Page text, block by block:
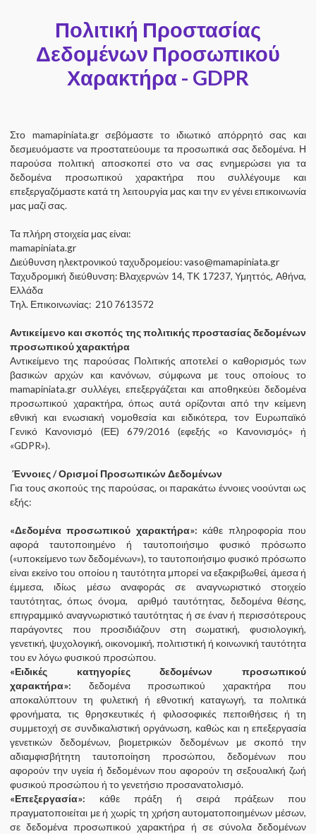
Πολιτική Προστασίας
Δεδομένων Προσωπικού
Χαρακτήρα - GDPR
Στο mamapiniata.gr σεβόμαστε το ιδιωτικό απόρρητό σας και
δεσμευόμαστε να προστατεύουμε τα προσωπικά σας δεδομένα. Η
παρούσα πολιτική αποσκοπεί στο να σας ενημερώσει για τα
δεδομένα προσωπικού χαρακτήρα που συλλέγουμε και
επεξεργαζόμαστε κατά τη λειτουργία μας και την εν γένει επικοινωνία
μας μαζί σας.
Τα πλήρη στοιχεία μας είναι:
mamapiniata.gr
Διεύθυνση ηλεκτρονικού ταχυδρομείου:vaso@mamapiniata.gr
Ταχυδρομική διεύθυνση: Βλαχερνών 14, ΤΚ 17237, Υμηττός, Αθήνα,
Ελλάδα
Τηλ. Επικοινωνίας: 210 7613572
Αντικείμενο και σκοπός της πολιτικής προστασίας δεδομένων
προσωπικού χαρακτήρα
Αντικείμενο της παρούσας Πολιτικής αποτελεί ο καθορισμός των
βασικών αρχών και κανόνων, σύμφωνα με τους οποίους το
mamapiniata.gr συλλέγει, επεξεργάζεται και αποθηκεύει δεδομένα
προσωπικού χαρακτήρα, όπως αυτά ορίζονται από την κείμενη
εθνική και ενωσιακή νομοθεσία και ειδικότερα, τον Ευρωπαϊκό
Γενικό Κανονισμό (ΕΕ) 679/2016 (εφεξής «ο Κανονισμός» ή
«GDPR»).
Έννοιες / Ορισμοί Προσωπικών Δεδομένων
Για τους σκοπούς της παρούσας, οι παρακάτω έννοιες νοούνται ως
εξής:
«Δεδομένα προσωπικού χαρακτήρα»: κάθε πληροφορία που
αφορά ταυτοποιημένο ή ταυτοποιήσιμο φυσικό πρόσωπο
(«υποκείμενο των δεδομένων»), το ταυτοποιήσιμο φυσικό πρόσωπο
είναι εκείνο του οποίου η ταυτότητα μπορεί να εξακριβωθεί, άμεσα ή
έμμεσα, ιδίως μέσω αναφοράς σε αναγνωριστικό στοιχείο
ταυτότητας, όπως όνομα, αριθμό ταυτότητας, δεδομένα θέσης,
επιγραμμικό αναγνωριστικό ταυτότητας ή σε έναν ή περισσότερους
παράγοντες που προσιδιάζουν στη σωματική, φυσιολογική,
γενετική, ψυχολογική, οικονομική, πολιτιστική ή κοινωνική ταυτότητα
του εν λόγω φυσικού προσώπου.
«Ειδικές κατηγορίες δεδομένων προσωπικού
χαρακτήρα»: δεδομένα προσωπικού χαρακτήρα που
αποκαλύπτουν τη φυλετική ή εθνοτική καταγωγή, τα πολιτικά
φρονήματα, τις θρησκευτικές ή φιλοσοφικές πεποιθήσεις ή τη
συμμετοχή σε συνδικαλιστική οργάνωση, καθώς και η επεξεργασία
γενετικών δεδομένων, βιομετρικών δεδομένων με σκοπό την
αδιαμφισβήτητη ταυτοποίηση προσώπου, δεδομένων που
αφορούν την υγεία ή δεδομένων που αφορούν τη σεξουαλική ζωή
φυσικού προσώπου ή το γενετήσιο προσανατολισμό.
«Επεξεργασία»: κάθε πράξη ή σειρά πράξεων που
πραγματοποιείται με ή χωρίς τη χρήση αυτοματοποιημένων μέσων,
σε δεδομένα προσωπικού χαρακτήρα ή σε σύνολα δεδομένων